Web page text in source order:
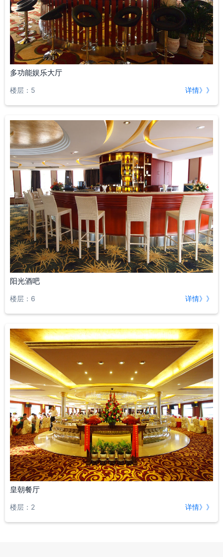
多功能娱乐大厅
楼层：5 详情》》
阳光酒吧
楼层：6 详情》》
皇朝餐厅
楼层：2 详情》》